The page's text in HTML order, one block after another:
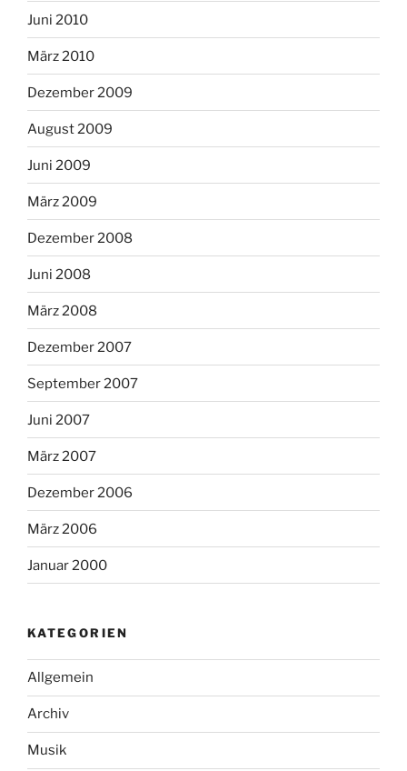
Juni 2010
März 2010
Dezember 2009
August 2009
Juni 2009
März 2009
Dezember 2008
Juni 2008
März 2008
Dezember 2007
September 2007
Juni 2007
März 2007
Dezember 2006
März 2006
Januar 2000
KATEGORIEN
Allgemein
Archiv
Musik